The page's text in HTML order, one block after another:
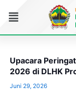
Menu
Upacara
2026 di DLHK
Juni 29, 2026